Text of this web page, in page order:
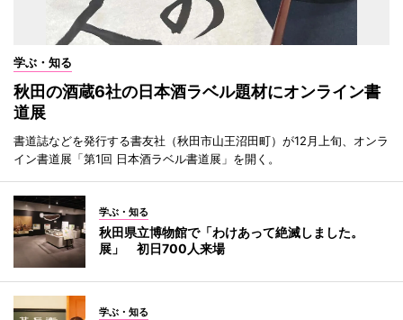
学ぶ・知る
秋田の酒蔵6社の日本酒ラベル題材にオンライン書
道展
書道誌などを発行する書友社（秋田市山王沼田町）が12月上旬、オンラ
イン書道展「第1回 日本酒ラベル書道展」を開く。
学ぶ・知る
秋田県立博物館で「わけあって絶滅しました。
展」 初日700人来場
学ぶ・知る